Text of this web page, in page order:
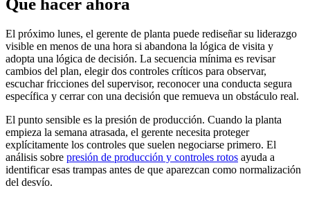
El próximo lunes, el gerente de planta puede rediseñar su liderazgo
visible en menos de una hora si abandona la lógica de visita y
adopta una lógica de decisión. La secuencia mínima es revisar
cambios del plan, elegir dos controles críticos para observar,
escuchar fricciones del supervisor, reconocer una conducta segura
específica y cerrar con una decisión que remueva un obstáculo real.
El punto sensible es la presión de producción. Cuando la planta
empieza la semana atrasada, el gerente necesita proteger
explícitamente los controles que suelen negociarse primero. El
análisis sobre presión de producción y controles rotos ayuda a
identificar esas trampas antes de que aparezcan como normalización
del desvío.